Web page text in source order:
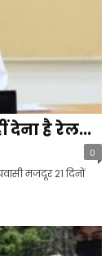
देना है रेल...
0
मजदूर 21 दिनों